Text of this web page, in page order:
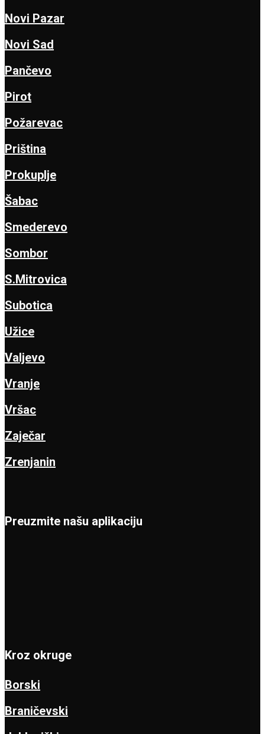
Novi Pazar
Novi Sad
Pančevo
Pirot
Požarevac
Priština
Prokuplje
Šabac
Smederevo
Sombor
S.Mitrovica
Subotica
Užice
Valjevo
Vranje
Vršac
Zaječar
Zrenjanin
Preuzmite našu aplikaciju
Kroz okruge
Borski
Braničevski